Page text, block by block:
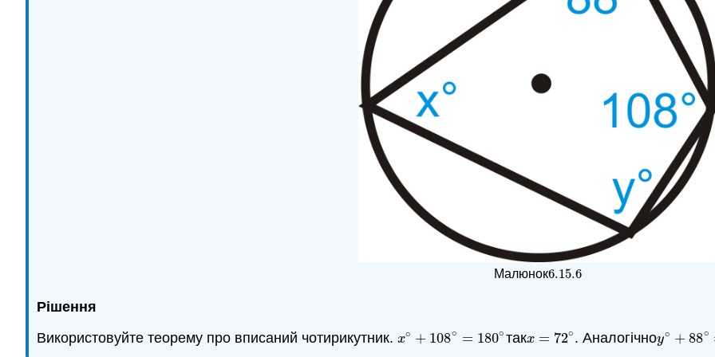
Малюнок6.15.6
6.15.6
Рішення
Використовуйте теорему про вписаний чотирикутник. x∘ + 108∘ = 180∘
x∘ +108∘=180∘ такx = 72∘
x=72∘ . Аналогічноy∘ + 88∘
y∘ +88∘=